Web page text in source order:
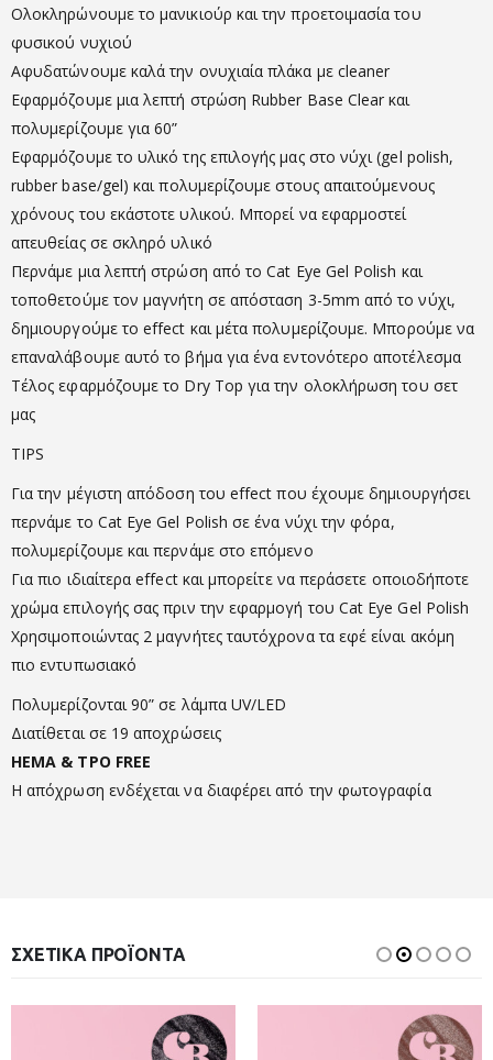
Ολοκληρώνουμε το μανικιούρ και την προετοιμασία του
φυσικού νυχιού
Αφυδατώνουμε καλά την ονυχιαία πλάκα με cleaner
Εφαρμόζουμε μια λεπτή στρώση Rubber Base Clear και
πολυμερίζουμε για 60”
Εφαρμόζουμε το υλικό της επιλογής μας στο νύχι (gel polish,
rubber base/gel) και πολυμερίζουμε στους απαιτούμενους
χρόνους του εκάστοτε υλικού. Μπορεί να εφαρμοστεί
απευθείας σε σκληρό υλικό
Περνάμε μια λεπτή στρώση από το Cat Eye Gel Polish και
τοποθετούμε τον μαγνήτη σε απόσταση 3-5mm από το νύχι,
δημιουργούμε το effect και μέτα πολυμερίζουμε. Μπορούμε να
επαναλάβουμε αυτό το βήμα για ένα εντονότερο αποτέλεσμα
Τέλος εφαρμόζουμε το Dry Top για την ολοκλήρωση του σετ
μας
TIPS
Για την μέγιστη απόδοση του effect που έχουμε δημιουργήσει
περνάμε το Cat Eye Gel Polish σε ένα νύχι την φόρα,
πολυμερίζουμε και περνάμε στο επόμενο
Για πιο ιδιαίτερα effect και μπορείτε να περάσετε οποιοδήποτε
χρώμα επιλογής σας πριν την εφαρμογή του Cat Eye Gel Polish
Χρησιμοποιώντας 2 μαγνήτες ταυτόχρονα τα εφέ είναι ακόμη
πιο εντυπωσιακό
Πολυμερίζονται 90” σε λάμπα UV/LED
Διατίθεται σε 19 αποχρώσεις
HEMA & TPO FREE
Η απόχρωση ενδέχεται να διαφέρει από την φωτογραφία
ΣΧΕΤΙΚΆ ΠΡΟΪΌΝΤΑ